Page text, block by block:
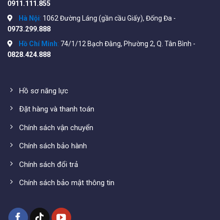
Quan sát ban đêm
Với công nghệ mới nhất của nhà sản xuất Ezviz cho phép
quan sát hồng ngoại ban đêm
0911.111.855
Hà Nội: 1062 Đường Láng (gần cầu Giấy), Đống Đa -
0973.299.888
Hồ Chí Minh: 74/1/12 Bạch Đằng, Phường 2, Q. Tân Bình -
0828.424.888
Hồ sơ năng lực
Đặt hàng và thanh toán
Chính sách vận chuyển
Chính sách bảo hành
Chính sách đổi trả
Chính sách bảo mật thông tin